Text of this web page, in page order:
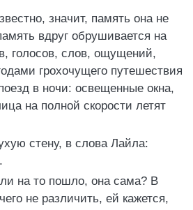
значит, память она не
вдруг обрушивается на
голосов, слов, ощущений,
грохочущего путешествия
в ночи: освещенные окна,
на полной скорости летят
стену, в слова Лайла:
на то пошло, она сама? В
не различить, ей кажется,